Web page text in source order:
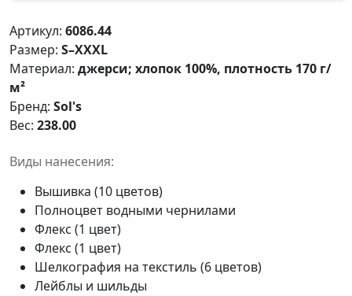
Артикул: 6086.44
Размер: S–XXXL
Материал: джерси; хлопок 100%, плотность 170 г/
м²
Бренд: Sol's
Вес: 238.00
Виды нанесения:
Вышивка (10 цветов)
Полноцвет водными чернилами
Флекс (1 цвет)
Флекс (1 цвет)
Шелкография на текстиль (6 цветов)
Лейблы и шильды